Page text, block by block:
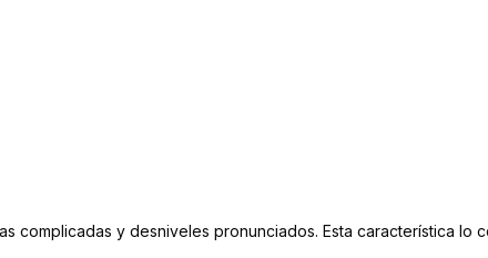
y desniveles pronunciados. Esta característica lo